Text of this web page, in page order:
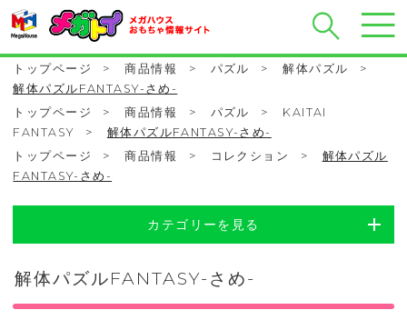
トップページ > 商品情報 > パズル > 解体パズル
>
解体パズルFANTASY-さめ-
トップページ
> 商品情報 > パズル >
KAITAI
FANTASY
>
解体パズルFANTASY-さめ-
トップページ
> 商品情報 > コレクション >
解体パズル
FANTASY-さめ-
カテゴリーを見る
解体パズルFANTASY-さめ-